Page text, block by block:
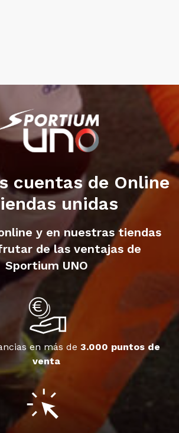
cuentas de Online
unidas
y en nuestras tiendas
de las ventajas de
Sportium UNO
en más de 3.000 puntos de
venta